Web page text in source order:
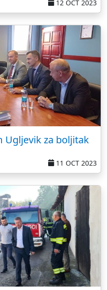
12 OCT 2023
Ugljevik za boljitak
11 OCT 2023